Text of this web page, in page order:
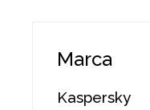
Marca
Kaspersky